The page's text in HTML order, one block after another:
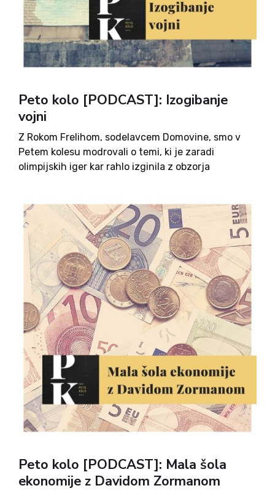
Peto kolo [PODCAST]: Izogibanje
vojni
Z Rokom Frelihom, sodelavcem Domovine, smo v
Petem kolesu modrovali o temi, ki je zaradi
olimpijskih iger kar rahlo izginila z obzorja
bi morala odigrati vlogo...
Peto kolo [PODCAST]: Mala šola
ekonomije z Davidom Zormanom